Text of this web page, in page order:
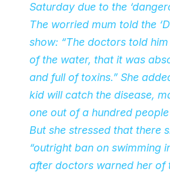
Saturday due to the
The worried mum told the
show: “The doctors told
of the water, that it was
and full of toxins.” She
kid will catch the disease,
one out of a hundred
But she stressed that there
“outright ban on swimming
after doctors warned her of